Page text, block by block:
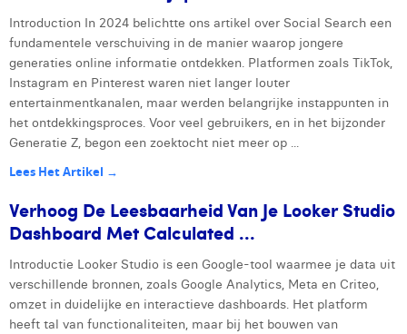
Introduction In 2024 belichtte ons artikel over Social Search een
fundamentele verschuiving in de manier waarop jongere
generaties online informatie ontdekken. Platformen zoals TikTok,
Instagram en Pinterest waren niet langer louter
entertainmentkanalen, maar werden belangrijke instappunten in
het ontdekkingsproces. Voor veel gebruikers, en in het bijzonder
Generatie Z, begon een zoektocht niet meer op ...
Lees Het Artikel →
Verhoog De Leesbaarheid Van Je Looker Studio
Dashboard Met Calculated ...
Introductie Looker Studio is een Google-tool waarmee je data uit
verschillende bronnen, zoals Google Analytics, Meta en Criteo,
omzet in duidelijke en interactieve dashboards. Het platform
heeft tal van functionaliteiten, maar bij het bouwen van